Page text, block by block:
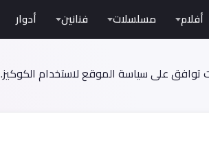
توافق على سياسة الموقع لاستخدام الكوكيز.
أفلام مسلسلات فنانين أدوار